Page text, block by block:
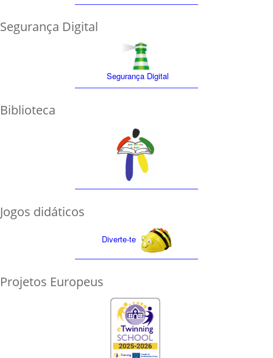
Segurança Digital
Segurança Digital
Biblioteca
Jogos didáticos
Diverte-te
Projetos Europeus